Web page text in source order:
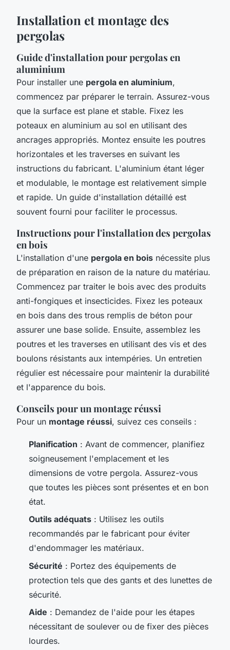
Installation et montage des
pergolas
Guide d'installation pour pergolas en
aluminium
Pour installer une pergola en aluminium,
commencez par préparer le terrain. Assurez-vous
que la surface est plane et stable. Fixez les
poteaux en aluminium au sol en utilisant des
ancrages appropriés. Montez ensuite les poutres
horizontales et les traverses en suivant les
instructions du fabricant. L'aluminium étant léger
et modulable, le montage est relativement simple
et rapide. Un guide d'installation détaillé est
souvent fourni pour faciliter le processus.
Instructions pour l'installation des pergolas
en bois
L'installation d'une pergola en bois nécessite plus
de préparation en raison de la nature du matériau.
Commencez par traiter le bois avec des produits
anti-fongiques et insecticides. Fixez les poteaux
en bois dans des trous remplis de béton pour
assurer une base solide. Ensuite, assemblez les
poutres et les traverses en utilisant des vis et des
boulons résistants aux intempéries. Un entretien
régulier est nécessaire pour maintenir la durabilité
et l'apparence du bois.
Conseils pour un montage réussi
Pour un montage réussi, suivez ces conseils :
Planification : Avant de commencer, planifiez
soigneusement l'emplacement et les
dimensions de votre pergola. Assurez-vous
que toutes les pièces sont présentes et en bon
état.
Outils adéquats : Utilisez les outils
recommandés par le fabricant pour éviter
d'endommager les matériaux.
Sécurité : Portez des équipements de
protection tels que des gants et des lunettes de
sécurité.
Aide : Demandez de l'aide pour les étapes
nécessitant de soulever ou de fixer des pièces
lourdes.